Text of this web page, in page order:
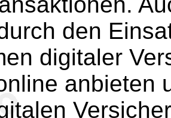
den
digitaler
anbieten